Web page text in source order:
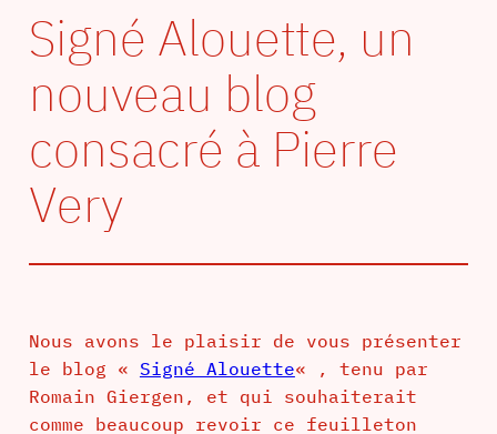
Signé Alouette, un
nouveau blog
consacré à Pierre
Very
Nous avons le plaisir de vous présenter
le blog « Signé Alouette« , tenu par
Romain Giergen, et qui souhaiterait
comme beaucoup revoir ce feuilleton